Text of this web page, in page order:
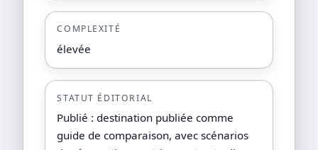
COMPLEXITÉ
élevée
STATUT ÉDITORIAL
Publié : destination publiée comme
guide de comparaison, avec scénarios